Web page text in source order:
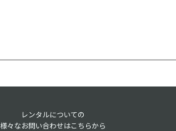
レンタルについての
様々なお問い合わせはこちらから